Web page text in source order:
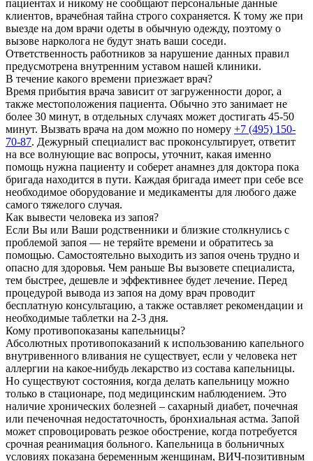
пациентах и никому не сообщают персональные данные
клиентов, врачебная тайна строго сохраняется. К тому же при
выезде на дом врачи одеты в обычную одежду, поэтому о
вызове нарколога не будут знать ваши соседи.
Ответственность работников за нарушение данных правил
предусмотрена внутренним уставом нашей клиники.
В течение какого времени приезжает врач?
Время прибытия врача зависит от загруженности дорог, а
также местоположения пациента. Обычно это занимает не
более 30 минут, в отдельных случаях может достигать 45-50
минут. Вызвать врача на дом можно по номеру +7 (495) 150-
70-87. Дежурный специалист вас проконсультирует, ответит
на все волнующие вас вопросы, уточнит, какая именно
помощь нужна пациенту и соберет анамнез для доктора пока
бригада находится в пути. Каждая бригада имеет при себе все
необходимое оборудование и медикаменты для любого даже
самого тяжелого случая.
Как вывести человека из запоя?
Если Вы или Ваши родственники и близкие столкнулись с
проблемой запоя — не теряйте времени и обратитесь за
помощью. Самостоятельно выходить из запоя очень трудно и
опасно для здоровья. Чем раньше Вы вызовете специалиста,
тем быстрее, дешевле и эффективнее будет лечение. Перед
процедурой вывода из запоя на дому врач проводит
бесплатную консультацию, а также оставляет рекомендации и
необходимые таблетки на 2-3 дня.
Кому противопоказаны капельницы?
Абсолютных противопоказаний к использованию капельного
внутривенного вливания не существует, если у человека нет
аллергии на какое-нибудь лекарство из состава капельницы.
Но существуют состояния, когда делать капельницу можно
только в стационаре, под медицинским наблюдением. Это
наличие хронических болезней – сахарный диабет, почечная
или печеночная недостаточность, бронхиальная астма. Запой
может спровоцировать резкое обострение, когда потребуется
срочная реанимация больного. Капельница в больничных
условиях показана беременным женщинам, ВИЧ-позитивным